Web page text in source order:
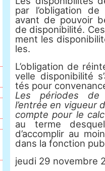
par l’obli­ga­tion
avant de pou­voir
de dis­po­ni­bi­lité.
ment les
les.
L’obli­ga­tion de
velle dis­po­ni­bi­lité
tés pour
Les pério­des de
l’entrée en vigueur
compte pour le
au terme
d’accom­plir au
dans la fonc­tion
jeudi 29 novembre